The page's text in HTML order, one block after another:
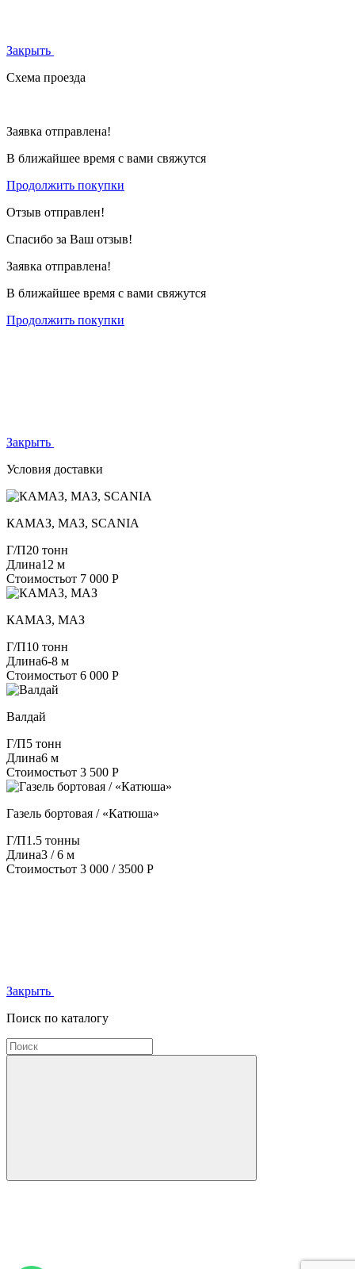
Закрыть
Схема проезда
Заявка отправлена!
В ближайшее время с вами свяжутся
Продолжить покупки
Отзыв отправлен!
Спасибо за Ваш отзыв!
Заявка отправлена!
В ближайшее время с вами свяжутся
Продолжить покупки
Закрыть
Условия доставки
КАМАЗ, МАЗ, SCANIA
Г/П20 тонн
Длина12 м
Стоимостьот 7 000 Р
КАМАЗ, МАЗ
Г/П10 тонн
Длина6-8 м
Стоимостьот 6 000 Р
Валдай
Г/П5 тонн
Длина6 м
Стоимостьот 3 500 Р
Газель бортовая / «Катюша»
Г/П1.5 тонны
Длина3 / 6 м
Стоимостьот 3 000 / 3500 Р
Закрыть
Поиск по каталогу